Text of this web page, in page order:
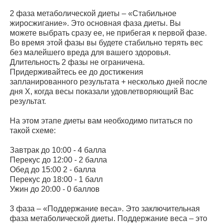
2 фаза метаболической диеты – «Стабильное
жиросжигание». Это основная фаза диеты. Вы
можете выбрать сразу ее, не прибегая к первой фазе.
Во время этой фазы вы будете стабильно терять вес
без малейшего вреда для вашего здоровья.
Длительность 2 фазы не ограничена.
Придерживайтесь ее до достижения
запланированного результата + несколько дней после
дня Х, когда весы показали удовлетворяющий Вас
результат.
На этом этапе диеты вам необходимо питаться по
такой схеме:
Завтрак до 10:00 - 4 балла
Перекус до 12:00 - 2 балла
Обед до 15:00 2 - балла
Перекус до 18:00 - 1 балл
Ужин до 20:00 - 0 баллов
3 фаза – «Поддержание веса». Это заключительная
фаза метаболической диеты. Поддержание веса – это